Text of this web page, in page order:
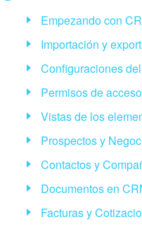
Empezando con
Importación y
Configuraciones
Permisos de acceso
Vistas de los
Prospectos y
Contactos y
Documentos en
Facturas y